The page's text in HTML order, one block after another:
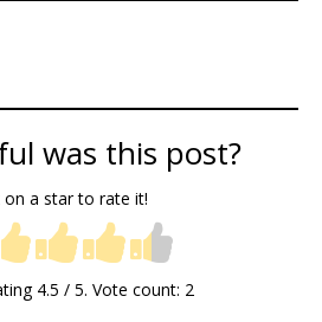
was this post?
on a star to rate it!
4.5 / 5. Vote count: 2